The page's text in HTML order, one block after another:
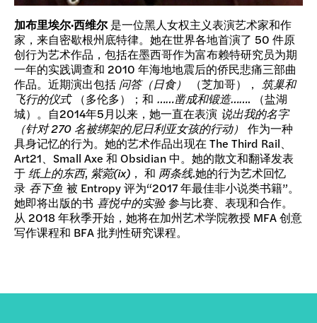
加布里埃尔·西维尔是一位黑人女权主义表演艺术家和作
家，来自密歇根州底特律。她在世界各地首演了 50 件原
创行为艺术作品，包括在墨西哥作为富布赖特研究员为期
一年的实践调查和 2010 年海地地震后的侨民悲痛三部曲
作品。近期演出包括 问答（日食） （芝加哥）， 筑巢和
飞行的仪式（多伦多）；和 ……凿成和锻造……. （盐湖
城）。自2014年5月以来，她一直在表演 说出我的名字
（针对 270 名被绑架的尼日利亚女孩的行动）
作为一种
具身记忆的行为。她的艺术作品出现在 The Third Rail、
Art21、Small Axe 和 Obsidian 中。她的散文和翻译发表
于纸上的东西, 紫菀(ix) ， 和 两条线.她的行为艺术回忆
录 吞下鱼 被 Entropy 评为“2017 年最佳非小说类书籍”。
她即将出版的书 喜悦中的实验参与比赛、表现和合作。
从 2018 年秋季开始，她将在加州艺术学院教授 MFA 创意
写作课程和 BFA 批判性研究课程。